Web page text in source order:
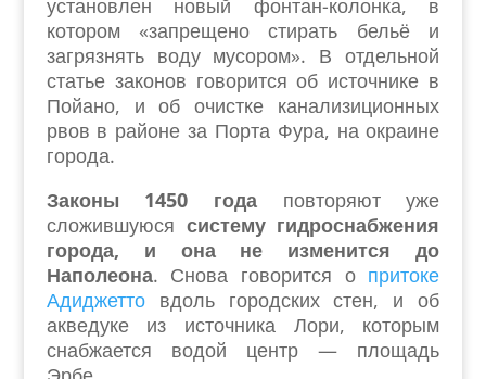
установлен новый фонтан-колонка, в
котором «запрещено стирать бельё и
загрязнять воду мусором». В отдельной
статье законов говорится об источнике в
Пойано, и об очистке канализиционных
рвов в районе за Порта Фура, на окраине
города.
Законы 1450 года повторяют уже
сложившуюся систему гидроснабжения
города, и она не изменится до
Наполеона. Снова говорится о притоке
Адиджеттовдоль городских стен, и об
акведуке из источника Лори, которым
снабжается водой центр — площадь